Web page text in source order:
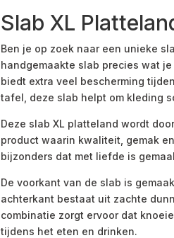
Slab XL
Ben je op zoek naar een unieke
handgemaakte slab precies wat
biedt extra veel bescherming
tafel, deze slab helpt om kleding
Deze slab XL platteland wordt
product waarin kwaliteit, gemak
bijzonders dat met liefde is
De voorkant van de slab is
achterkant bestaat uit zachte
combinatie zorgt ervoor dat
tijdens het eten en drinken.